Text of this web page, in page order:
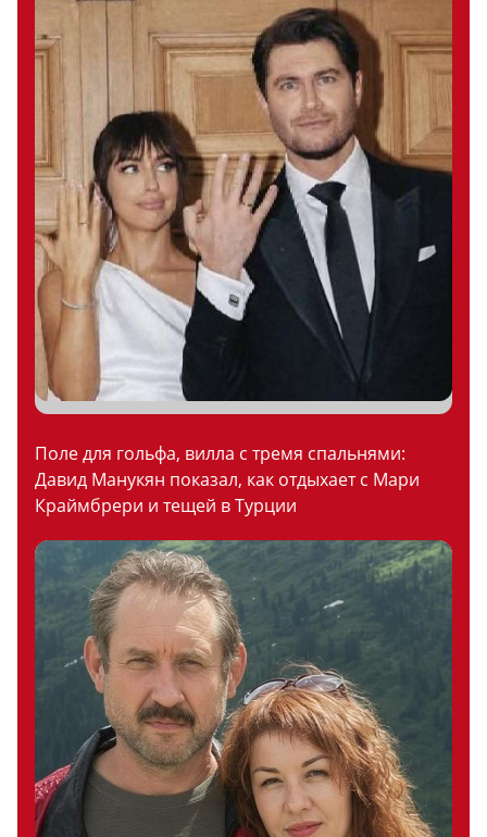
Поле для гольфа, вилла с тремя спальнями:
Давид Манукян показал, как отдыхает с Мари
Краймбрери и тещей в Турции